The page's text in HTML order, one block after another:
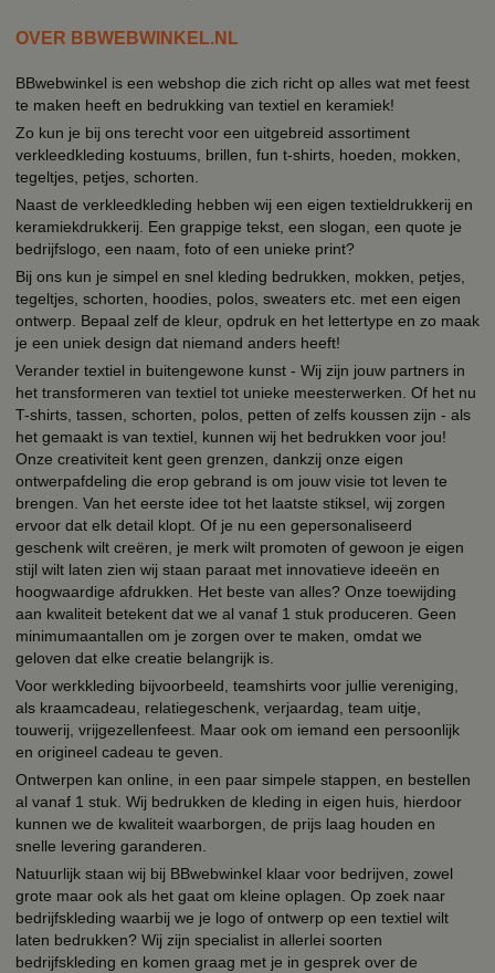
OVER BBWEBWINKEL.NL
BBwebwinkel is een webshop die zich richt op alles wat met feest
te maken heeft en bedrukking van textiel en keramiek!
Zo kun je bij ons terecht voor een uitgebreid assortiment
verkleedkleding kostuums, brillen, fun t-shirts, hoeden, mokken,
tegeltjes, petjes, schorten.
Naast de verkleedkleding hebben wij een eigen textieldrukkerij en
keramiekdrukkerij. Een grappige tekst, een slogan, een quote je
bedrijfslogo, een naam, foto of een unieke print?
Bij ons kun je simpel en snel kleding bedrukken, mokken, petjes,
tegeltjes, schorten, hoodies, polos, sweaters etc. met een eigen
ontwerp. Bepaal zelf de kleur, opdruk en het lettertype en zo maak
je een uniek design dat niemand anders heeft!
Verander textiel in buitengewone kunst - Wij zijn jouw partners in
het transformeren van textiel tot unieke meesterwerken. Of het nu
T-shirts, tassen, schorten, polos, petten of zelfs koussen zijn - als
het gemaakt is van textiel, kunnen wij het bedrukken voor jou!
Onze creativiteit kent geen grenzen, dankzij onze eigen
ontwerpafdeling die erop gebrand is om jouw visie tot leven te
brengen. Van het eerste idee tot het laatste stiksel, wij zorgen
ervoor dat elk detail klopt. Of je nu een gepersonaliseerd
geschenk wilt creëren, je merk wilt promoten of gewoon je eigen
stijl wilt laten zien wij staan paraat met innovatieve ideeën en
hoogwaardige afdrukken. Het beste van alles? Onze toewijding
aan kwaliteit betekent dat we al vanaf 1 stuk produceren. Geen
minimumaantallen om je zorgen over te maken, omdat we
geloven dat elke creatie belangrijk is.
Voor werkkleding bijvoorbeeld, teamshirts voor jullie vereniging,
als kraamcadeau, relatiegeschenk, verjaardag, team uitje,
touwerij, vrijgezellenfeest. Maar ook om iemand een persoonlijk
en origineel cadeau te geven.
Ontwerpen kan online, in een paar simpele stappen, en bestellen
al vanaf 1 stuk. Wij bedrukken de kleding in eigen huis, hierdoor
kunnen we de kwaliteit waarborgen, de prijs laag houden en
snelle levering garanderen.
Natuurlijk staan wij bij BBwebwinkel klaar voor bedrijven, zowel
grote maar ook als het gaat om kleine oplagen. Op zoek naar
bedrijfskleding waarbij we je logo of ontwerp op een textiel wilt
laten bedrukken? Wij zijn specialist in allerlei soorten
bedrijfskleding en komen graag met je in gesprek over de